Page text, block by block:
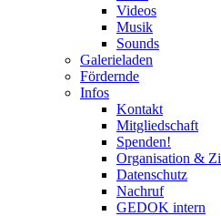
Videos
Musik
Sounds
Galerieladen
Fördernde
Infos
Kontakt
Mitgliedschaft
Spenden!
Organisation &
Datenschutz
Nachruf
GEDOK intern